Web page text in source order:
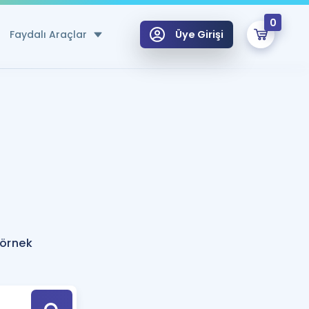
Faydalı Araçlar
Hesaplama Aracı
için Öneriler
Tek Takvimde
Üye Girişi
0